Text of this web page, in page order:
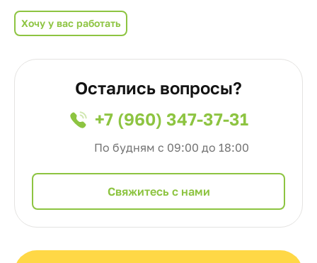
Хочу у вас работать
Остались вопросы?
+7 (960) 347-37-31
По будням с 09:00 до 18:00
Cвяжитесь с нами